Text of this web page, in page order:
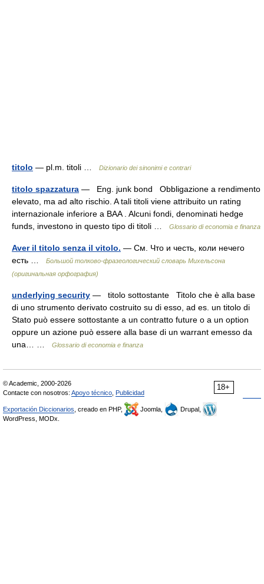
titolo — pl.m. titoli … Dizionario dei sinonimi e contrari
titolo spazzatura — Eng. junk bond Obbligazione a rendimento
elevato, ma ad alto rischio. A tali titoli viene attribuito un rating
internazionale inferiore a BAA . Alcuni fondi, denominati hedge
funds, investono in questo tipo di titoli …
Glossario di economia e finanza
Aver il titolo senza il vitolo. — См. Что и честь, коли нечего
есть …
Большой толково-фразеологический словарь Михельсона
(оригинальная орфография)
underlying security — titolo sottostante Titolo che è alla base
di uno strumento derivato costruito su di esso, ad es. un titolo di
Stato può essere sottostante a un contratto future o a un option
oppure un azione può essere alla base di un warrant emesso da
una… …
Glossario di economia e finanza
18+
© Academic, 2000-2026
Contacte con nosotros: Apoyo técnico Publicidad
Exportación Diccionarios , creado en PHP, Joomla,
Drupal,
WordPress, MODx.